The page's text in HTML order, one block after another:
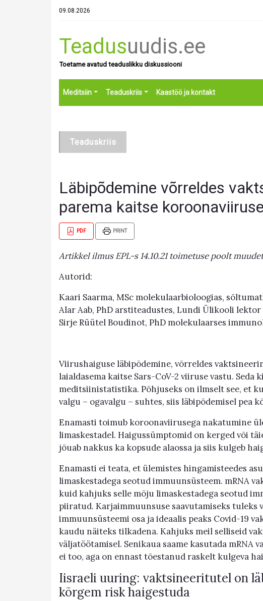
09.08.2026
Teadusuudis.ee
Toetame avatud teaduslikku diskussiooni
Meditsiin Teaduskriis Kaastöö ja kontakt
Teaduskriis
Läbipõdemine võrreldes
parema kaitse
PDF PRINT
Artikkel ilmus EPL-s 14.10.21 toimetuse poolt
Autorid:
Kaari Saarma, MSc molekulaarbioloogias,
Alar Aab, PhD arstiteadustes, Lundi Ülikooli lektor
Sirje Rüütel Boudinot, PhD molekulaarses
Viirushaiguse läbipõdemine, võrreldes
laialdasema kaitse Sars-CoV-2 viiruse vastu.
meditsiinistatistika. Põhjuseks on ilmselt see, et
valgu – ogavalgu – suhtes, siis läbipõdemisel pea
Enamasti toimub koroonaviirusega nakatumine
limaskestadel. Haigussümptomid on kerged või
jõuab nakkus ka kopsude alaossa ja siis kulgeb
Enamasti ei teata, et ülemistes hingamisteedes
limaskestadega seotud immuunsüsteem. mRNA
kuid kahjuks selle mõju limaskestadega seotud
piiratud. Karjaimmuunsuse saavutamiseks tuleks
immuunsüsteemi osa ja ideaalis peaks Covid-19
kaudu näiteks tilkadena. Kahjuks meil selliseid
väljatöötamisel. Senikaua saame kasutada
ei too, aga on ennast tõestanud raskelt kulgeva
Iisraeli uuring: vaktsineeritutel on
kõrgem risk haigestuda